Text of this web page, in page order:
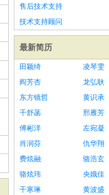
售后技术支持
技术支持顾问
最新简历
田颖绮
凌琴雯
阎芳杏
龙弘耿
东方镜哲
黄识承
千舒菡
邢雁芳
傅彬洋
左宛凝
肖润芬
仇华翔
费炫融
骆浩玄
骆炫玮
央娥佳
干寒琳
黄波盛